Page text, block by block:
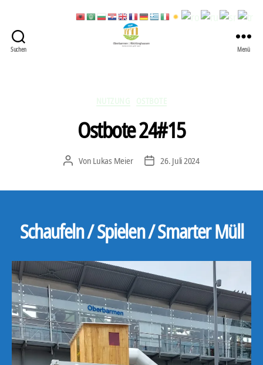
Suchen Menü
Ostbote 24#15
Beitragsautor
Von Lukas Meier Veröffentlichungsdatum
26. Juli 2024
Schaufeln / Spielen / Smarter Müll